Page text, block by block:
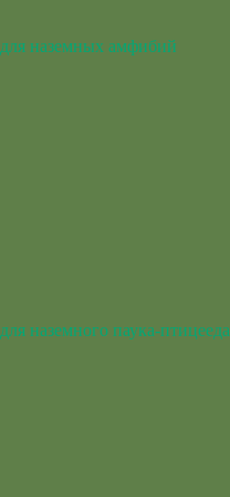
для наземных амфибий
для наземного паука-птицееда